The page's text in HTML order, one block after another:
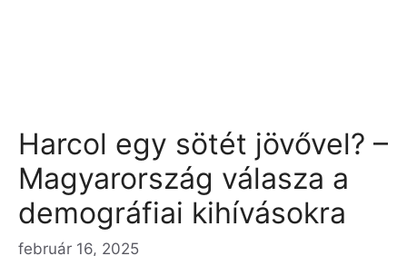
Harcol egy sötét jövővel? –
Magyarország válasza a
demográfiai kihívásokra
február 16, 2025